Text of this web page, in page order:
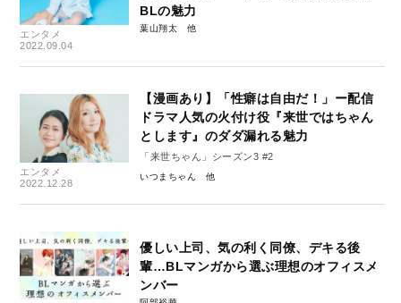
エンタメ
2022.09.04
BLの魅力
葉山翔太
エンタメ
2022.12.28
【漫画あり】「性癖は自由だ！」ー配信
ドラマ人気の火付け役『来世ではちゃん
とします』のダダ漏れる魅力
「来世ちゃん」シーズン3 #2
いつまちゃん
優しい上司、気の利く同僚、デキる後
輩…BLマンガから選ぶ理想のオフィスメ
ンバー